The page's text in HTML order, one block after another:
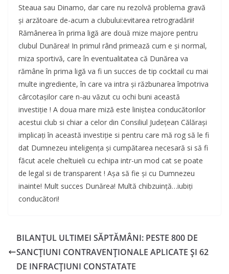
Steaua sau Dinamo, dar care nu rezolvă problema gravă
și arzătoare de-acum a clubului:evitarea retrogradării!
Rămânerea în prima ligă are două mize majore pentru
clubul Dunărea! In primul rând primează cum e și normal,
miza sportivă, care în eventualitatea că Dunărea va
rămâne în prima ligă va fi un succes de tip cocktail cu mai
multe ingrediente, în care va intra și răzbunarea împotriva
cârcotașilor care n-au văzut cu ochi buni această
investiție ! A doua mare miză este liniștea conducătorilor
acestui club si chiar a celor din Consiliul Județean Călărași
implicați în această investiție si pentru care mă rog să le fi
dat Dumnezeu inteligența și cumpătarea necesară si să fi
făcut acele cheltuieli cu echipa intr-un mod cat se poate
de legal si de transparent ! Așa să fie și cu Dumnezeu
inainte! Mult succes Dunărea! Multă chibzuință…iubiți
conducători!
BILANȚUL ULTIMEI SĂPTĂMÂNI: PESTE 800 DE
SANCŢIUNI CONTRAVENȚIONALE APLICATE ȘI 62
DE INFRACȚIUNI CONSTATATE